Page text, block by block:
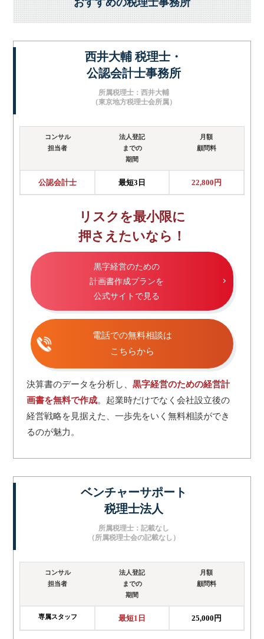
西井大輔 税理士・
公認会計士事務所
所属税理士：西井大輔
（東京地方税理士会所属）
コンサル
担当者
法人登記
までの
期間
月額
顧問料
公認会計士 最短3日 22,800円
リスクを最小限に
押さえたいなら！
黒字経営のための
計画書作成プランを
公式サイトで見る
電話での無料相談は
こちらから
決算書のデータを分析し、 黒字経営のための経営計
画書を無料で作成。起業時だけでなく会社設立後の
経営戦略を見据えた、一歩先をいく無料相談ができ
るのが魅力。
ベンチャーサポート
税理士法人
所属税理士：記載なし
（所属税理士会の記載なし）
コンサル
担当者
法人登記
までの
期間
月額
顧問料
専属スタッフ 最短1日 25,000円